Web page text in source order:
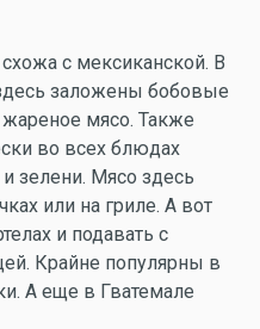
с мексиканской. В
заложены бобовые
жареное мясо. Также
во всех блюдах
зелени. Мясо здесь
или на гриле. А вот
и подавать с
Крайне популярны в
А еще в Гватемале